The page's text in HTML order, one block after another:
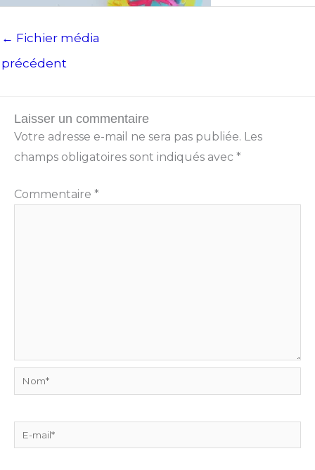
← Fichier média
précédent
Laisser un commentaire
Votre adresse e-mail ne sera pas publiée. Les
champs obligatoires sont indiqués avec *
Commentaire *
Nom*
E-
mail*